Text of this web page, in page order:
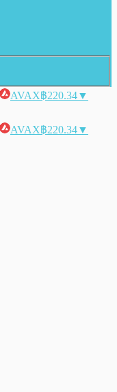
AVAX฿220.34▼
AVAX฿220.34▼